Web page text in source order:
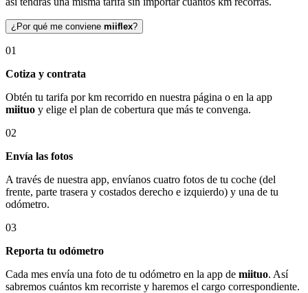
¿Por qué me conviene miiflex?
01
Cotiza y contrata
Obtén tu tarifa por km recorrido en nuestra página o en la app
miituo y elige el plan de cobertura que más te convenga.
02
Envía las fotos
A través de nuestra app, envíanos cuatro fotos de tu coche (del
frente, parte trasera y costados derecho e izquierdo) y una de tu
odómetro.
03
Reporta tu odómetro
Cada mes envía una foto de tu odómetro en la app de miituo. Así
sabremos cuántos km recorriste y haremos el cargo correspondiente.